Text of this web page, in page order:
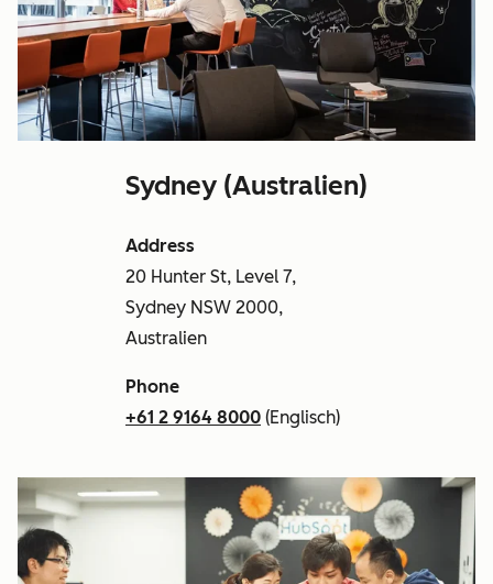
Sydney (Australien)
Address
20 Hunter St, Level 7,
Sydney NSW 2000,
Australien
Phone
+61 2 9164 8000 (Englisch)